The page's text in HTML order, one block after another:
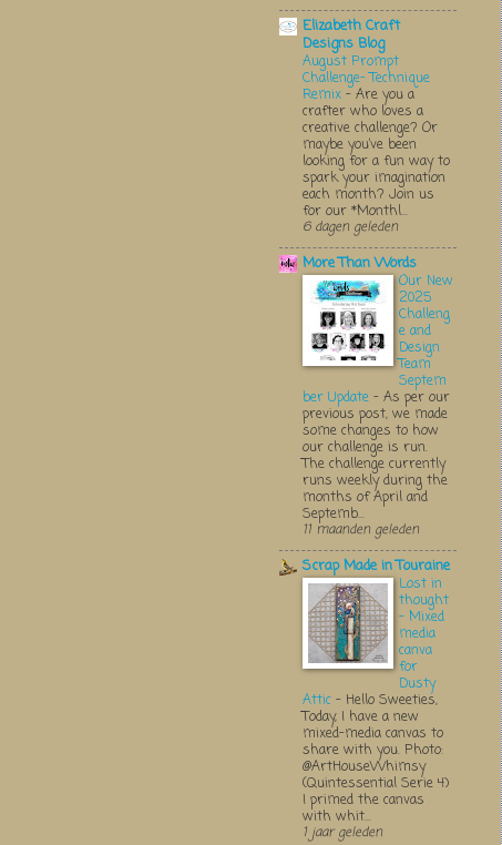
Elizabeth Craft
Designs Blog
August Prompt
Challenge- Technique
Remix - Are you a
crafter who loves a
creative challenge? Or
maybe you’ve been
looking for a fun way to
spark your imagination
each month? Join us
for our *Monthl...
6 dagen geleden
More Than Words
Our New
2025
Challeng
e and
Design
Team
Septem
ber Update - As per our
previous post, we made
some changes to how
our challenge is run.
The challenge currently
runs weekly during the
months of April and
Septemb...
11 maanden geleden
Scrap Made in Touraine
Lost in
thought
- Mixed
media
canva
for
Dusty
Attic - Hello Sweeties,
Today, I have a new
mixed-media canvas to
share with you. Photo:
@ArtHouseWhimsy
(Quintessential Serie 4)
I primed the canvas
with whit...
1 jaar geleden